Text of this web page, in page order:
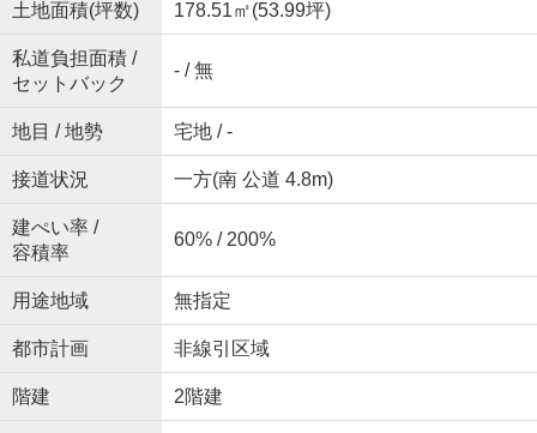
土地面積(坪数) 178.51㎡(53.99坪)
私道負担面積 /
セットバック
- / 無
地目 / 地勢 宅地 / -
接道状況 一方(南 公道 4.8m)
建ぺい率 /
容積率
60% / 200%
用途地域 無指定
都市計画 非線引区域
階建 2階建